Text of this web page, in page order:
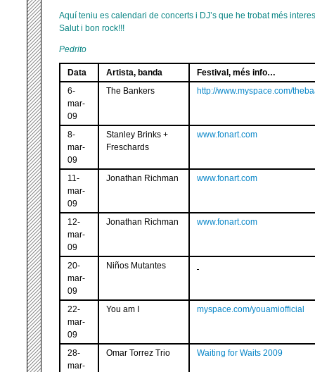
Aquí teniu es calendari de concerts i DJ’s que he trobat més
Salut i bon rock!!!
Pedrito
Data Artista, banda
Festival, més info…
6-
mar-
09
The Bankers http://www.myspace.com/
8-
mar-
09
Stanley Brinks +
Freschards
www.fonart.com
11-
mar-
09
Jonathan Richman www.fonart.com
12-
mar-
09
Jonathan Richman www.fonart.com
20-
mar-
09
Niños Mutantes
22-
mar-
09
You am I myspace.com/youamiofficial
28-
mar-
Omar Torrez Trio Waiting for Waits 2009